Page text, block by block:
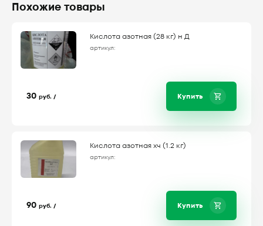
Похожие товары
Кислота азотная (28 кг) н Д
артикул:
30 руб. / Купить
Кислота азотная хч (1.2 кг)
артикул:
90 руб. / Купить